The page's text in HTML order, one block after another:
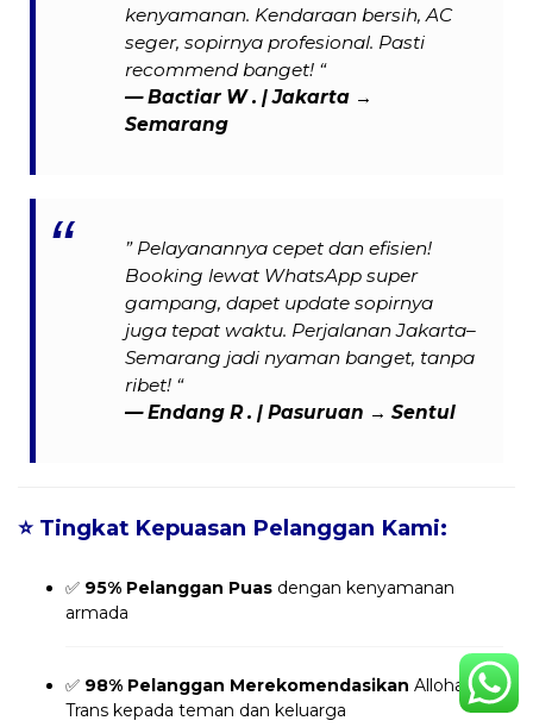
kenyamanan. Kendaraan bersih, AC
seger, sopirnya profesional. Pasti
recommend banget! “
— Bactiar W . | Jakarta →
Semarang
” Pelayanannya cepet dan efisien!
Booking lewat WhatsApp super
gampang, dapet update sopirnya
juga tepat waktu. Perjalanan Jakarta–
Semarang jadi nyaman banget, tanpa
ribet! “
— Endang R . | Pasuruan → Sentul
⭐ Tingkat Kepuasan Pelanggan Kami:
✅ 95% Pelanggan Puas dengan kenyamanan
armada
✅ 98% Pelanggan Merekomendasikan Alloha
Trans kepada teman dan keluarga